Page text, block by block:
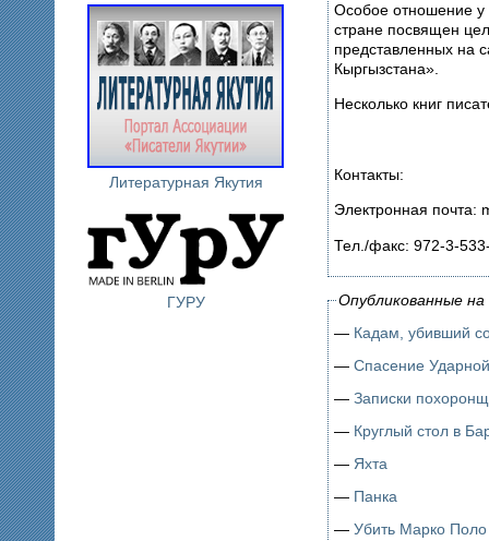
Литературная Якутия
ГУРУ
Особое отношение у
стране посвящен
представленных на
Кыргызстана».
Несколько книг
Контакты:
Электронная почта:
Тел./факс: 972-3-
Опубликованные
— Кадам, убивший
— Спасение
— Записки
— Круглый стол в
— Яхта
— Панка
— Убить Марко Поло